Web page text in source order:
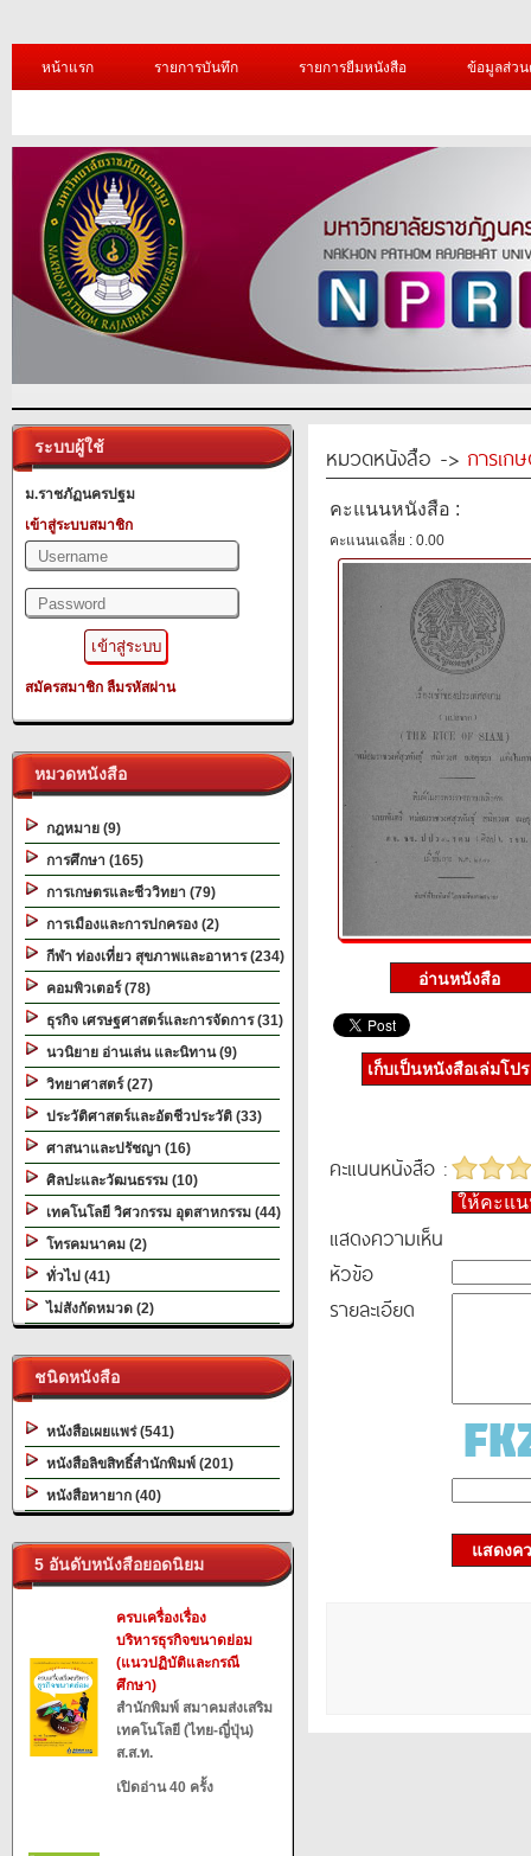
หน้าแรก รายการบันทึก รายการยืมหนังสือ ข้อมูลส่ว
ระบบผู้ใช้
ม.ราชภัฏนครปฐม
เข้าสู่ระบบสมาชิก
สมัครสมาชิก ลืมรหัสผ่าน
หมวดหนังสือ
กฎหมาย (9)
การศึกษา (165)
การเกษตรและชีววิทยา (79)
การเมืองและการปกครอง (2)
กีฬา ท่องเที่ยว สุขภาพและอาหาร (234)
คอมพิวเตอร์ (78)
ธุรกิจ เศรษฐศาสตร์และการจัดการ (31)
นวนิยาย อ่านเล่น และนิทาน (9)
วิทยาศาสตร์ (27)
ประวัติศาสตร์และอัตชีวประวัติ (33)
ศาสนาและปรัชญา (16)
ศิลปะและวัฒนธรรม (10)
เทคโนโลยี วิศวกรรม อุตสาหกรรม (44)
โทรคมนาคม (2)
ทั่วไป (41)
ไม่สังกัดหมวด (2)
ชนิดหนังสือ
หนังสือเผยแพร่ (541)
หนังสือลิขสิทธิ์สำนักพิมพ์ (201)
หนังสือหายาก (40)
5 อันดับหนังสือยอดนิยม
ครบเครื่องเรื่อง
บริหารธุรกิจขนาดย่อม
(แนวปฏิบัติและกรณี
ศึกษา)
สำนักพิมพ์ สมาคมส่งเสริม
เทคโนโลยี (ไทย-ญี่ปุ่น)
ส.ส.ท.
เปิดอ่าน 40 ครั้ง
หมวดหนังสือ -> การเก
คะแนนหนังสือ :
คะแนนเฉลี่ย : 0.00
เก็บเป็นหนังสือเล่มโป
คะแนนหนังสือ :
ให้คะแ
แสดงความเห็น
หัวข้อ
รายละเอียด
แสดงค